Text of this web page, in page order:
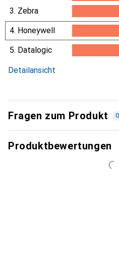
3. Zebra
4. Honeywell
5. Datalogic
Detailansicht
Fragen zum Produkt 0
Produktbewertungen